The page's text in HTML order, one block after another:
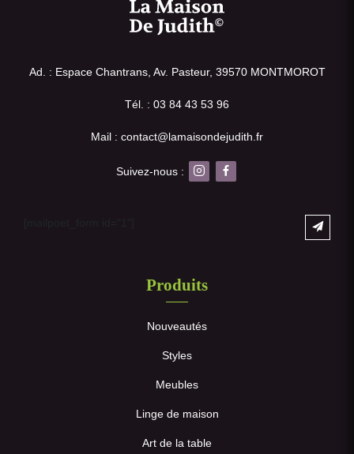
Ad. : Espace Chantrans, Av. Pasteur, 39570 MONTMOROT
Tél. : 03 84 43 53 96
Mail : contact@lamaisondejudith.fr
Suivez-nous :
Produits
Nouveautés
Styles
Meubles
Linge de maison
Art de la table